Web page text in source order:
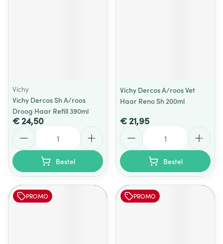
Vichy
Vichy Dercos Sh A/roos
Droog Haar Refill 390ml
€ 24,50
Bestel
Vichy Dercos A/roos Vet
Haar Reno Sh 200ml
€ 21,95
Bestel
PROMO PROMO